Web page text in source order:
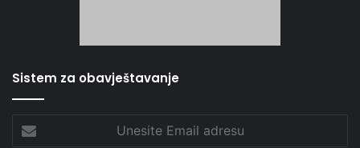
Sistem za obavještavanje
Email